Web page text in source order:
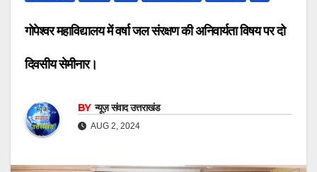
गोपेश्वर महाविद्यालय में वर्षा जल संरक्षण की अनिवार्यता विषय पर दो
दिवसीय सेमीनार।
BY न्यूज़ संवाद उत्तराखंड
AUG 2, 2024